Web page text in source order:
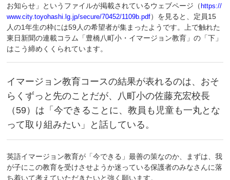
お知らせ」というファイルが掲載されているウェブページ（https://
www.city.toyohashi.lg.jp/secure/70452/1109b.pdf）を見ると、定員15
人の1年生の枠には59人の希望者が集まったようです。上で触れた
東日新聞の連載コラム「豊橋八町小・イマージョン教育」の「下」
はこう締めくくられています。
イマージョン教育コースの結果が表れるのは、おそ
らくずっと先のことだが、八町小の佐藤充宏校長
（59）は「今できることに、教員も児童も一丸とな
って取り組みたい」と話している。
英語イマージョン教育が「今できる」最善の策なのか、まずは、我
が子にこの教育を受けさせようか迷っている保護者のみなさんに落
ち着いて考えていただきたいと強く願います。